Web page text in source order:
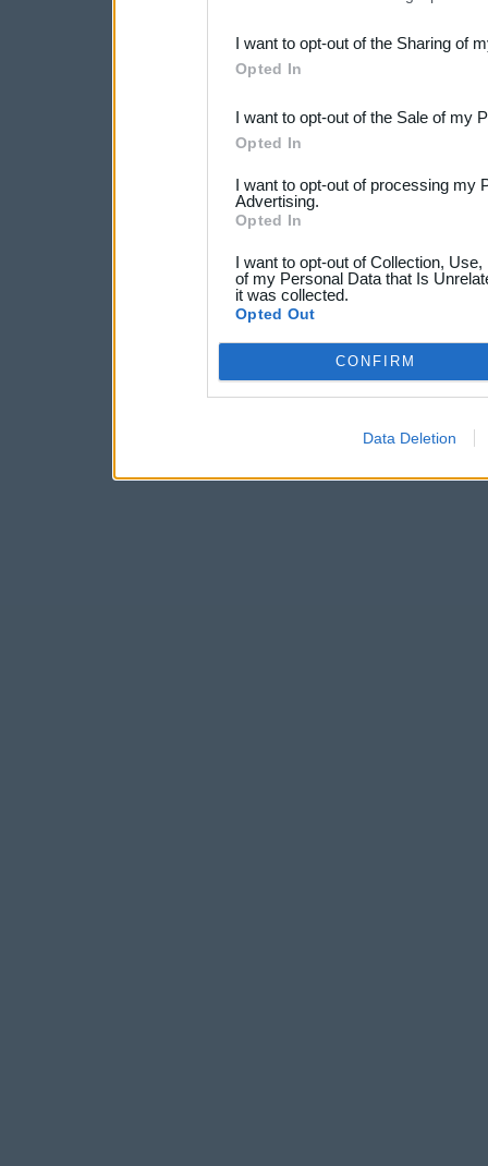
Downstream Participants
third parties.
I want to opt-out of the Sharing of
Opted In
I want to opt-out of the Sale of my
Opted In
I want to opt-out of processing my
Advertising.
Opted In
I want to opt-out of Collection,
of my Personal Data that Is
it was collected.
Opted Out
CONFIRM
Data Deletion